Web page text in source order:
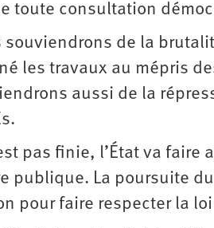
toute consultation
souviendrons de la
les travaux au mépris
aussi de la
pas finie, l’État va
publique. La poursuite
pour faire respecter la